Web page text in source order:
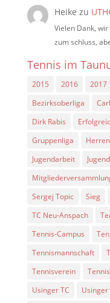
Heike zu
Vielen Dank,
zum schluss,
Tennis im
2015 2016 2017
Bezirksoberliga
Dirk Rabis
Gruppenliga
Jugendarbeit
Sergej Topic
Sieg
TC Neu-Anspach
Tennis-Campus
Tennismannschaft
Tennisverein
Usinger TC
Usinger